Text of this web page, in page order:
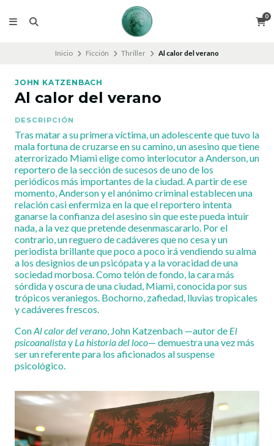
0
Inicio Ficción Thriller Al calor del verano
JOHN KATZENBACH
Al calor del verano
DESCRIPCIÓN
Tras matar a su primera víctima, un adolescente que tuvo la
mala fortuna de cruzarse en su camino, un asesino que tiene
aterrorizado Miami elige como interlocutor a Anderson, un
reportero de la sección de sucesos de uno de los
periódicos más importantes de la ciudad. A partir de ese
momento, Anderson y el anónimo criminal establecen una
relación casi enfermiza en la que el reportero intenta
ganarse la confianza del asesino sin que este pueda intuir
nada, a la vez que pretende desenmascararlo. Por el
contrario, un reguero de cadáveres que no cesa y un
periodista brillante que poco a poco irá vendiendo su alma
a los designios de un psicópata y a la voracidad de una
sociedad morbosa. Como telón de fondo, la cara más
sórdida y oscura de una ciudad, Miami, conocida por sus
trópicos veraniegos. Bochorno, zafiedad, lluvias tropicales
y cadáveres frescos.
ConAl calor del verano, John Katzenbach —autor de El
psicoanalistay La historia del loco— demuestra una vez más
ser un referente para los aficionados al suspense
psicológico.